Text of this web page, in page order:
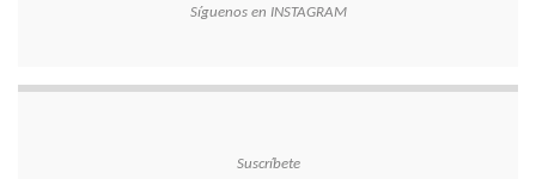
Síguenos en INSTAGRAM
Suscríbete